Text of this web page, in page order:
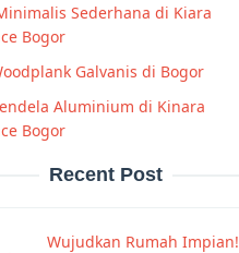
Sederhana di Kiara
Bogor
Galvanis di Bogor
Aluminium di Kinara
Bogor
Recent Post
Wujudkan Rumah Impian!